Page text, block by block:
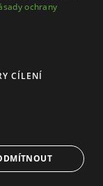
ochrany
CÍLENÍ